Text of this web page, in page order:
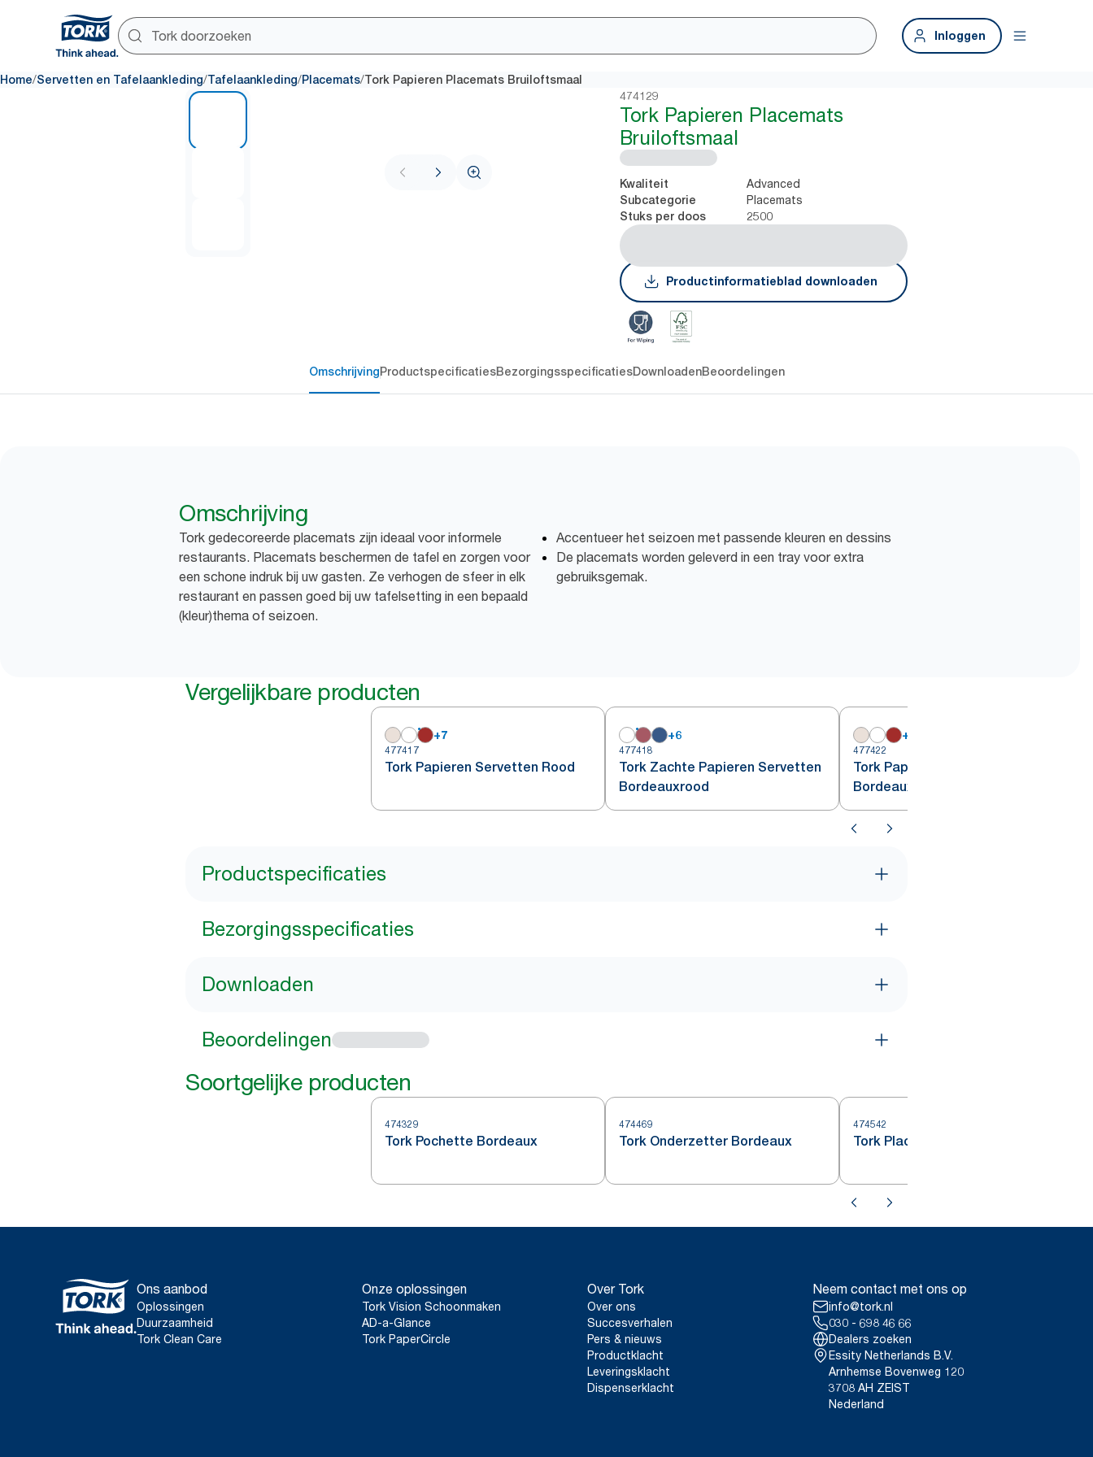
Inloggen
Home/Servetten en Tafelaankleding/Tafelaankleding/Placemats/Tork Papieren Placemats Bruiloftsmaal
474129
Tork Papieren Placemats
Bruiloftsmaal
Kwaliteit Advanced
Subcategorie Placemats
Stuks per doos 2500
Productinformatieblad downloaden
OmschrijvingProductspecificatiesBezorgingsspecificatiesDownloadenBeoordelingen
Omschrijving
Tork gedecoreerde placemats zijn ideaal voor informele
restaurants. Placemats beschermen de tafel en zorgen voor
een schone indruk bij uw gasten. Ze verhogen de sfeer in elk
restaurant en passen goed bij uw tafelsetting in een bepaald
(kleur)thema of seizoen.
Accentueer het seizoen met passende kleuren en dessins
De placemats worden geleverd in een tray voor extra
gebruiksgemak.
Vergelijkbare producten
+7
477417
Tork Papieren Servetten Rood
+6
477418
Tork Zachte Papieren Servetten
Bordeauxrood
+
477422
Tork Papieren Servetten
Bordeauxrood
Productspecificaties
Bezorgingsspecificaties
Downloaden
Beoordelingen
Soortgelijke producten
474329
Tork Pochette Bordeaux
474469
Tork Onderzetter Bordeaux
474542
Tork Placemat Bordeauxrood
Ons aanbod
Oplossingen
Duurzaamheid
Tork Clean Care
Onze oplossingen
Tork Vision Schoonmaken
AD-a-Glance
Tork PaperCircle
Over Tork
Over ons
Succesverhalen
Pers & nieuws
Productklacht
Leveringsklacht
Dispenserklacht
Neem contact met ons op
info@tork.nl
030 - 698 46 66
Dealers zoeken
Essity Netherlands B.V.
Arnhemse Bovenweg 120
3708 AH ZEIST
Nederland